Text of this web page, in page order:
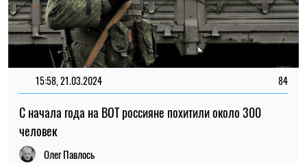
15:58, 21.03.2024 84
С начала года на ВОТ россияне похитили около 300
человек
Олег Павлось